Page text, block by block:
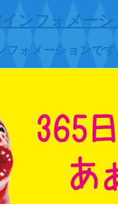
ンフォメーシ
フォメーションで